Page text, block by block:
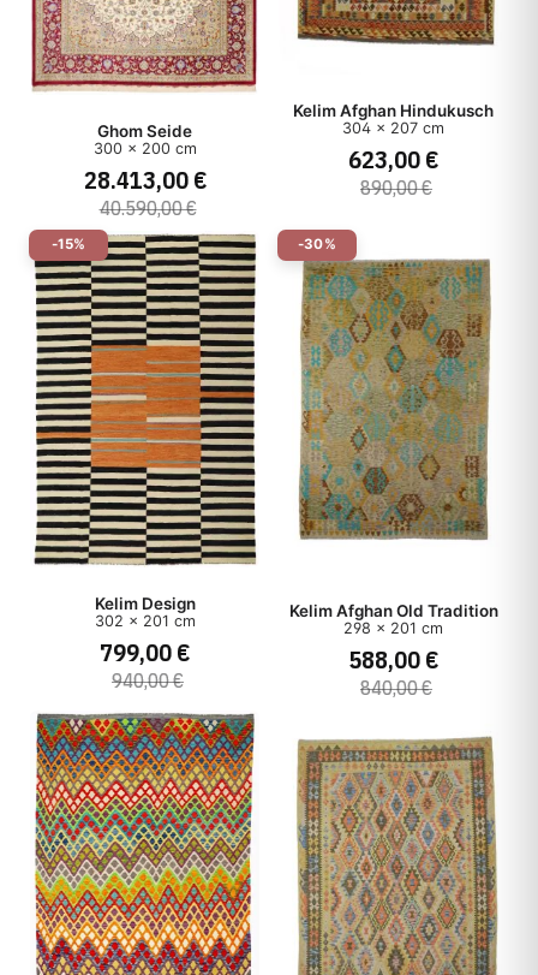
Ghom Seide
300 x 200 cm
28.413,00 €
40.590,00 €
Kelim Afghan Hindukusch
304 x 207 cm
623,00 €
890,00 €
-15%
Kelim Design
302 x 201 cm
799,00 €
940,00 €
-30%
Kelim Afghan Old Tradition
298 x 201 cm
588,00 €
840,00 €